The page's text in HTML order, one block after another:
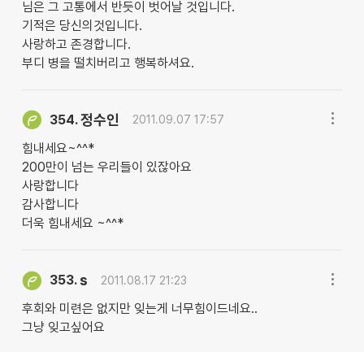
님은 그 고통에서 반듯이 벗어날 것입니다.
기적은 당신의것입니다.
사랑하고 존경합니다.
부디 병을 떨치버리고 행복하셔요.
354.정수인 2011.09.07 17:57
힘내세요~^^*
200만이 넘는 우리들이 있잖아요
사랑합니다
감사합니다
더욱 힘내세요 ~^^*
353. s 2011.08.17 21:23
후회와 미련은 없지만 잊는게 너무힘이드네요..
그냥 잊고싶어요